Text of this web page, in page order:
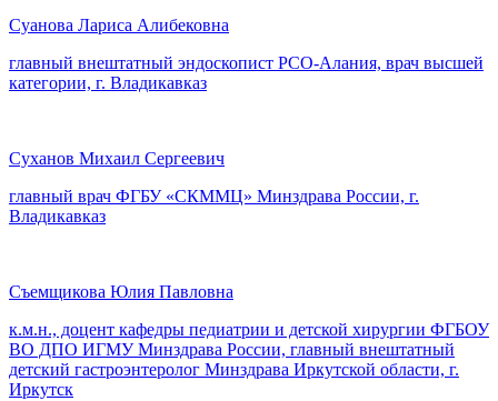
Суанова Лариса Алибековна
главный внештатный эндоскопист РСО-Алания, врач высшей
категории, г. Владикавказ
Суханов Михаил Сергеевич
главный врач ФГБУ «СКММЦ» Минздрава России, г.
Владикавказ
Съемщикова Юлия Павловна
к.м.н., доцент кафедры педиатрии и детской хирургии ФГБОУ
ВО ДПО ИГМУ Минздрава России, главный внештатный
детский гастроэнтеролог Минздрава Иркутской области, г.
Иркутск